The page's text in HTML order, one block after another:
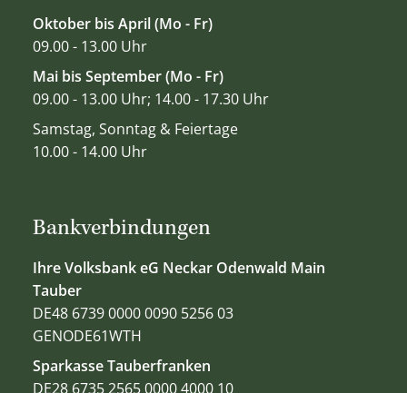
Bankverbindungen
Ihre Volksbank eG Neckar Odenwald Main
Tauber
DE48 6739 0000 0090 5256 03
GENODE61WTH
Sparkasse Tauberfranken
DE28 6735 2565 0000 4000 10
Oktober bis April (Mo - Fr)
09.00 - 13.00 Uhr
Mai bis September (Mo - Fr)
09.00 - 13.00 Uhr; 14.00 - 17.30 Uhr
Samstag, Sonntag & Feiertage
10.00 - 14.00 Uhr